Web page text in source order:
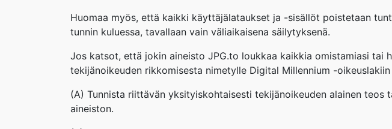
Huomaa myös, että kaikki käyttäjälataukset ja -sisällöt poistetaan
tunnin kuluessa, tavallaan vain väliaikaisena säilytyksenä.
Jos katsot, että jokin aineisto JPG.to loukkaa kaikkia omistamiasi
tekijänoikeuden rikkomisesta nimetylle Digital Millennium -
(A) Tunnista riittävän yksityiskohtaisesti tekijänoikeuden alainen
aineiston.